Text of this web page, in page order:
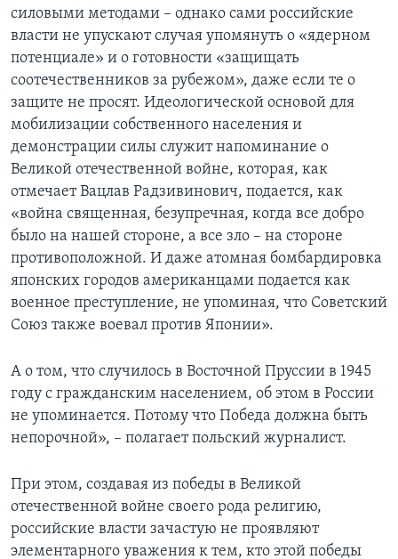
силовыми методами – однако сами российские
власти не упускают случая упомянуть о «ядерном
потенциале» и о готовности «защищать
соотечественников за рубежом», даже если те о
защите не просят. Идеологической основой для
мобилизации собственного населения и
демонстрации силы служит напоминание о
Великой отечественной войне, которая, как
отмечает Вацлав Радзивинович, подается, как
«война священная, безупречная, когда все добро
было на нашей стороне, а все зло – на стороне
противоположной. И даже атомная бомбардировка
японских городов американцами подается как
военное преступление, не упоминая, что Советский
Союз также воевал против Японии».
А о том, что случилось в Восточной Пруссии в 1945
году с гражданским населением, об этом в России
не упоминается. Потому что Победа должна быть
непорочной», – полагает польский журналист.
При этом, создавая из победы в Великой
отечественной войне своего рода религию,
российские власти зачастую не проявляют
элементарного уважения к тем, кто этой победы